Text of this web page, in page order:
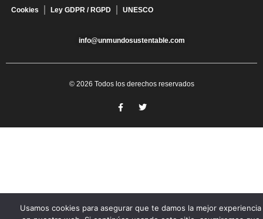
Cookies Ley GDPR / RGPD UNESCO
info@unmundosustentable.com
© 2026 Todos los derechos reservados
Usamos cookies para asegurar que te damos la mejor experiencia